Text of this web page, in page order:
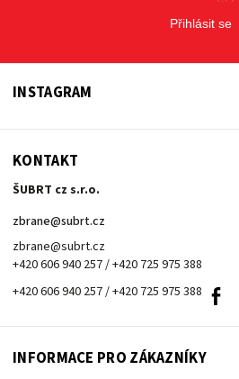
Přihlásit se
INSTAGRAM
KONTAKT
ŠUBRT cz s.r.o.
zbrane@subrt.cz
zbrane@subrt.cz
+420 606 940 257 / +420 725 975 388
+420 606 940 257 / +420 725 975 388
INFORMACE PRO ZÁKAZNÍKY